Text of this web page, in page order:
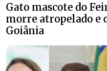
Gato mascote do
morre atropelado e
Goiânia